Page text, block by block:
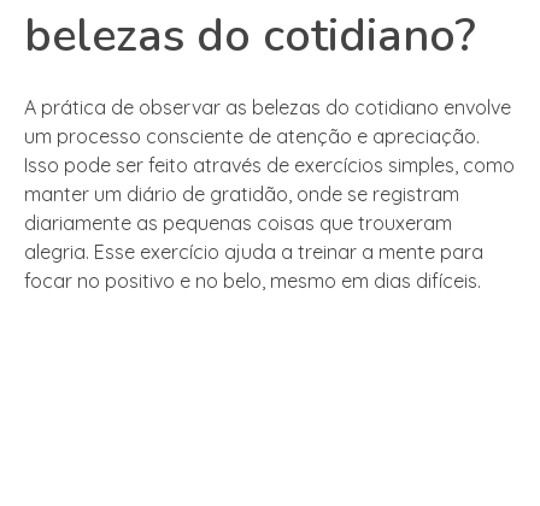
belezas do cotidiano?
A prática de observar as belezas do cotidiano envolve
um processo consciente de atenção e apreciação.
Isso pode ser feito através de exercícios simples, como
manter um diário de gratidão, onde se registram
diariamente as pequenas coisas que trouxeram
alegria. Esse exercício ajuda a treinar a mente para
focar no positivo e no belo, mesmo em dias difíceis.